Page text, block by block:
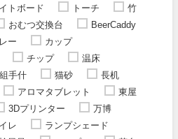
トボード トーチ
竹
おむつ交換台
BeerCaddy
ー
カップ
チップ
温床
組手什 猫砂
長机
アロマタブレット
東屋
3Dプリンター
万博
レ
ランプシェード